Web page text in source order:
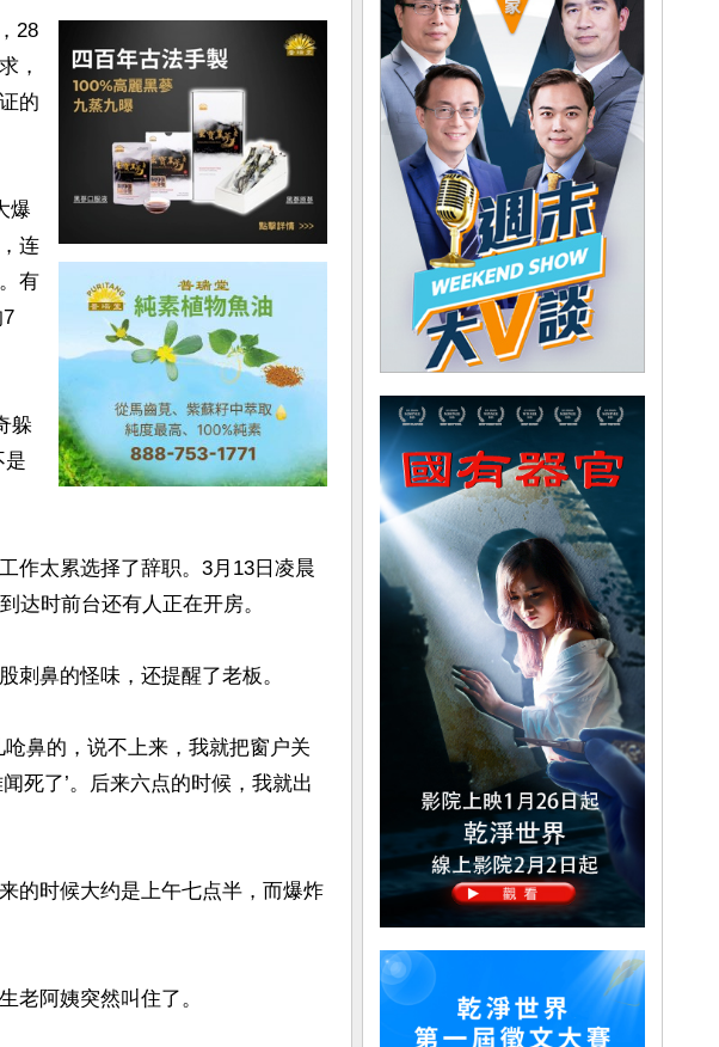
28
，
的
爆
连
有
躲
是
作太累选择了辞职。3月13日凌晨
达时前台还有人正在开房。
刺鼻的怪味，还提醒了老板。
鼻的，说不上来，我就把窗户关
死了’。后来六点的时候，我就出
的时候大约是上午七点半，而爆炸
老阿姨突然叫住了。